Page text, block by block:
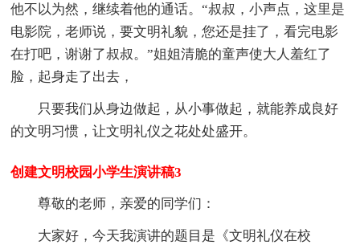
他不以为然，继续着他的通话。“叔叔，小声点，这里是
电影院，老师说，要文明礼貌，您还是挂了，看完电影
在打吧，谢谢了叔叔。”姐姐清脆的童声使大人羞红了
脸，起身走了出去，
只要我们从身边做起，从小事做起，就能养成良好
的文明习惯，让文明礼仪之花处处盛开。
创建文明校园小学生演讲稿3
尊敬的老师，亲爱的同学们：
大家好，今天我演讲的题目是《文明礼仪在校